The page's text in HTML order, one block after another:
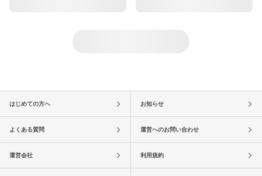
はじめての方へ お知らせ
よくある質問 運営へのお問い合わせ
運営会社 利用規約